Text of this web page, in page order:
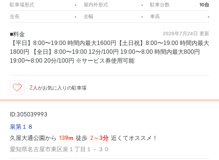
駐車場形式 - 屋内外形式 - 駐車台数 10台
全長 - 全幅 - 車高 -
2026年7月24日 更新
■料金
【平日】8:00〜19:00 時間内最大1600円【土日祝】8:00〜19:00 時間内最大
1800円 【全日】8:00〜19:00 12分/100円 19:00〜8:00 時間内最大800円
19:00〜8:00 20分/100円 ※サービス券使用可能
2 人がお気に入りの駐車場
ID:305039993
泉第１８
久屋大通公園から 139m 徒歩 2～3分 近くてオススメ！
愛知県名古屋市東区泉１丁目１－３０